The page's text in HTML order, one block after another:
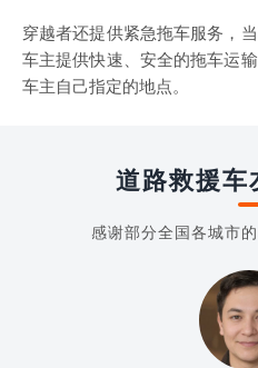
穿越者还提供紧急拖车服务，
车主提供快速、安全的拖车运
车主自己指定的地点。
道路救援车
感谢部分全国各城市